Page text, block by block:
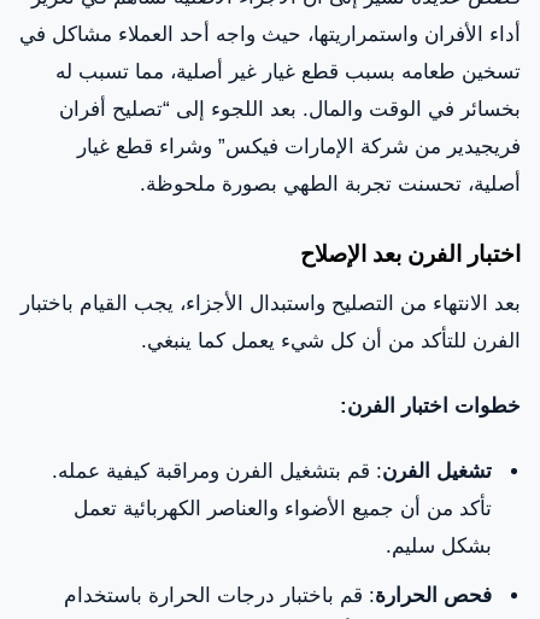
أداء الأفران واستمراريتها، حيث واجه أحد العملاء مشاكل في
تسخين طعامه بسبب قطع غيار غير أصلية، مما تسبب له
بخسائر في الوقت والمال. بعد اللجوء إلى “تصليح أفران
فريجيدير من شركة الإمارات فيكس” وشراء قطع غيار
أصلية، تحسنت تجربة الطهي بصورة ملحوظة.
اختبار الفرن بعد الإصلاح
بعد الانتهاء من التصليح واستبدال الأجزاء، يجب القيام باختبار
الفرن للتأكد من أن كل شيء يعمل كما ينبغي.
خطوات اختبار الفرن:
تشغيل الفرن: قم بتشغيل الفرن ومراقبة كيفية عمله.
تأكد من أن جميع الأضواء والعناصر الكهربائية تعمل
بشكل سليم.
فحص الحرارة: قم باختبار درجات الحرارة باستخدام